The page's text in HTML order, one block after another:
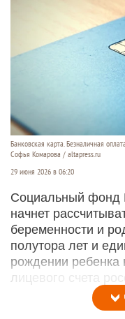
Банковская карта. Безналичная
Софья Комарова / altapress.ru
29 июня 2026 в 06:20
Социальный фонд
начнет
беременности и
полутора лет и
рождении
лицевого счета